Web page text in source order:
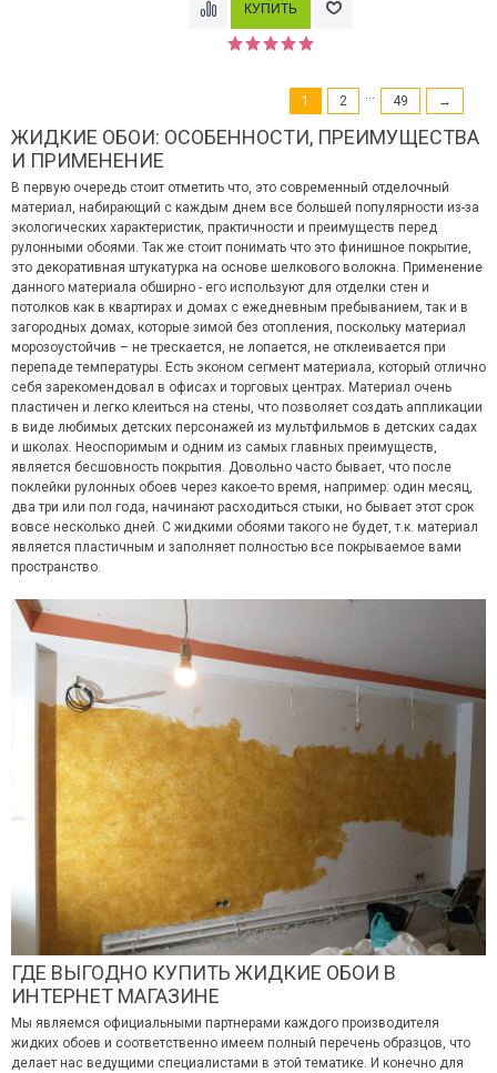
1 2 49 →
ЖИДКИЕ ОБОИ: ОСОБЕННОСТИ, ПРЕИМУЩЕСТВА
И ПРИМЕНЕНИЕ
В первую очередь стоит отметить что, это современный отделочный
материал, набирающий с каждым днем все большей популярности из-за
экологических характеристик, практичности и преимуществ перед
рулонными обоями. Так же стоит понимать что это финишное покрытие,
это декоративная штукатурка на основе шелкового волокна. Применение
данного материала обширно - его используют для отделки стен и
потолков как в квартирах и домах с ежедневным пребыванием, так и в
загородных домах, которые зимой без отопления, поскольку материал
морозоустойчив – не трескается, не лопается, не отклеивается при
перепаде температуры. Есть эконом сегмент материала, который отлично
себя зарекомендовал в офисах и торговых центрах. Материал очень
пластичен и легко клеиться на стены, что позволяет создать аппликации
в виде любимых детских персонажей из мультфильмов в детских садах
и школах. Неоспоримым и одним из самых главных преимуществ,
является бесшовность покрытия. Довольно часто бывает, что после
поклейки рулонных обоев через какое-то время, например: один месяц,
два три или пол года, начинают расходиться стыки, но бывает этот срок
вовсе несколько дней. С жидкими обоями такого не будет, т.к. материал
является пластичным и заполняет полностью все покрываемое вами
пространство.
ГДЕ ВЫГОДНО КУПИТЬ ЖИДКИЕ ОБОИ В
ИНТЕРНЕТ МАГАЗИНЕ
Мы являемся официальными партнерами каждого производителя
жидких обоев и соответственно имеем полный перечень образцов, что
делает нас ведущими специалистами в этой тематике. И конечно для